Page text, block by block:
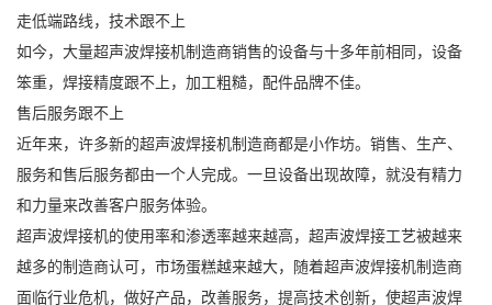
走低端路线，技术跟不上
如今，大量超声波焊接机制造商销售的设备与十多年前相同，设备
笨重，焊接精度跟不上，加工粗糙，配件品牌不佳。
售后服务跟不上
近年来，许多新的超声波焊接机制造商都是小作坊。销售、生产、
服务和售后服务都由一个人完成。一旦设备出现故障，就没有精力
和力量来改善客户服务体验。
超声波焊接机的使用率和渗透率越来越高，超声波焊接工艺被越来
越多的制造商认可，市场蛋糕越来越大，随着超声波焊接机制造商
面临行业危机，做好产品，改善服务，提高技术创新，使超声波焊